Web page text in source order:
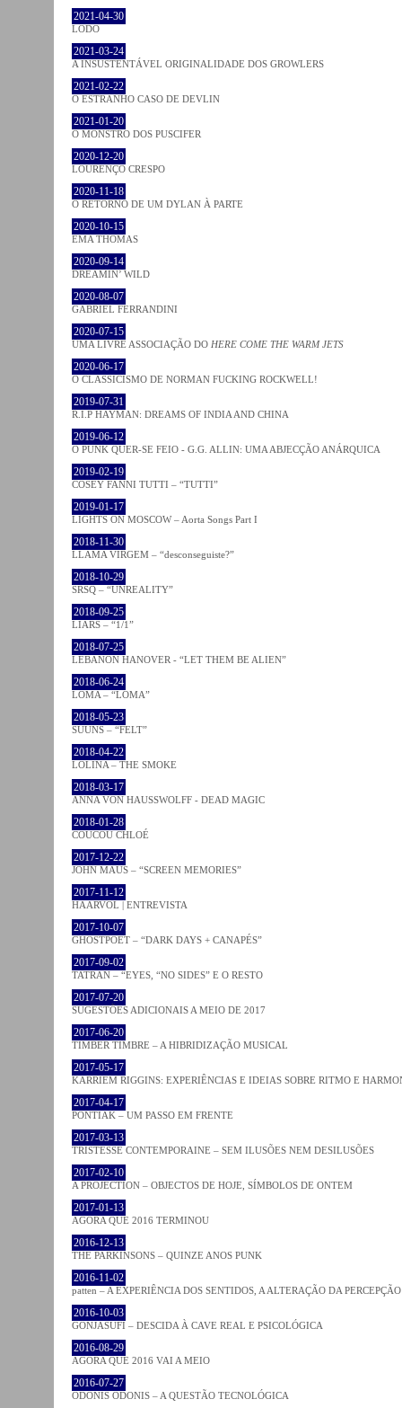
2021-04-30
LODO
2021-03-24
A INSUSTENTÁVEL ORIGINALIDADE DOS GROWLERS
2021-02-22
O ESTRANHO CASO DE DEVLIN
2021-01-20
O MONSTRO DOS PUSCIFER
2020-12-20
LOURENÇO CRESPO
2020-11-18
O RETORNO DE UM DYLAN À PARTE
2020-10-15
EMA THOMAS
2020-09-14
DREAMIN’ WILD
2020-08-07
GABRIEL FERRANDINI
2020-07-15
UMA LIVRE ASSOCIAÇÃO DO HERE COME THE WARM JETS
2020-06-17
O CLASSICISMO DE NORMAN FUCKING ROCKWELL!
2019-07-31
R.I.P HAYMAN: DREAMS OF INDIA AND CHINA
2019-06-12
O PUNK QUER-SE FEIO - G.G. ALLIN: UMA ABJECÇÃO ANÁRQUICA
2019-02-19
COSEY FANNI TUTTI – “TUTTI”
2019-01-17
LIGHTS ON MOSCOW – Aorta Songs Part I
2018-11-30
LLAMA VIRGEM – “desconseguiste?”
2018-10-29
SRSQ – “UNREALITY”
2018-09-25
LIARS – “1/1”
2018-07-25
LEBANON HANOVER - “LET THEM BE ALIEN”
2018-06-24
LOMA – “LOMA”
2018-05-23
SUUNS – “FELT”
2018-04-22
LOLINA – THE SMOKE
2018-03-17
ANNA VON HAUSSWOLFF - DEAD MAGIC
2018-01-28
COUCOU CHLOÉ
2017-12-22
JOHN MAUS – “SCREEN MEMORIES”
2017-11-12
HAARVÖL | ENTREVISTA
2017-10-07
GHOSTPOET – “DARK DAYS + CANAPÉS”
2017-09-02
TATRAN – “EYES, “NO SIDES” E O RESTO
2017-07-20
SUGESTÕES ADICIONAIS A MEIO DE 2017
2017-06-20
TIMBER TIMBRE – A HIBRIDIZAÇÃO MUSICAL
2017-05-17
KARRIEM RIGGINS: EXPERIÊNCIAS E IDEIAS SOBRE RITMO E
2017-04-17
PONTIAK – UM PASSO EM FRENTE
2017-03-13
TRISTESSE CONTEMPORAINE – SEM ILUSÕES NEM DESILUSÕES
2017-02-10
A PROJECTION – OBJECTOS DE HOJE, SÍMBOLOS DE ONTEM
2017-01-13
AGORA QUE 2016 TERMINOU
2016-12-13
THE PARKINSONS – QUINZE ANOS PUNK
2016-11-02
patten – A EXPERIÊNCIA DOS SENTIDOS, A ALTERAÇÃO DA PERCEPÇÃO
2016-10-03
GONJASUFI – DESCIDA À CAVE REAL E PSICOLÓGICA
2016-08-29
AGORA QUE 2016 VAI A MEIO
2016-07-27
ODONIS ODONIS – A QUESTÃO TECNOLÓGICA